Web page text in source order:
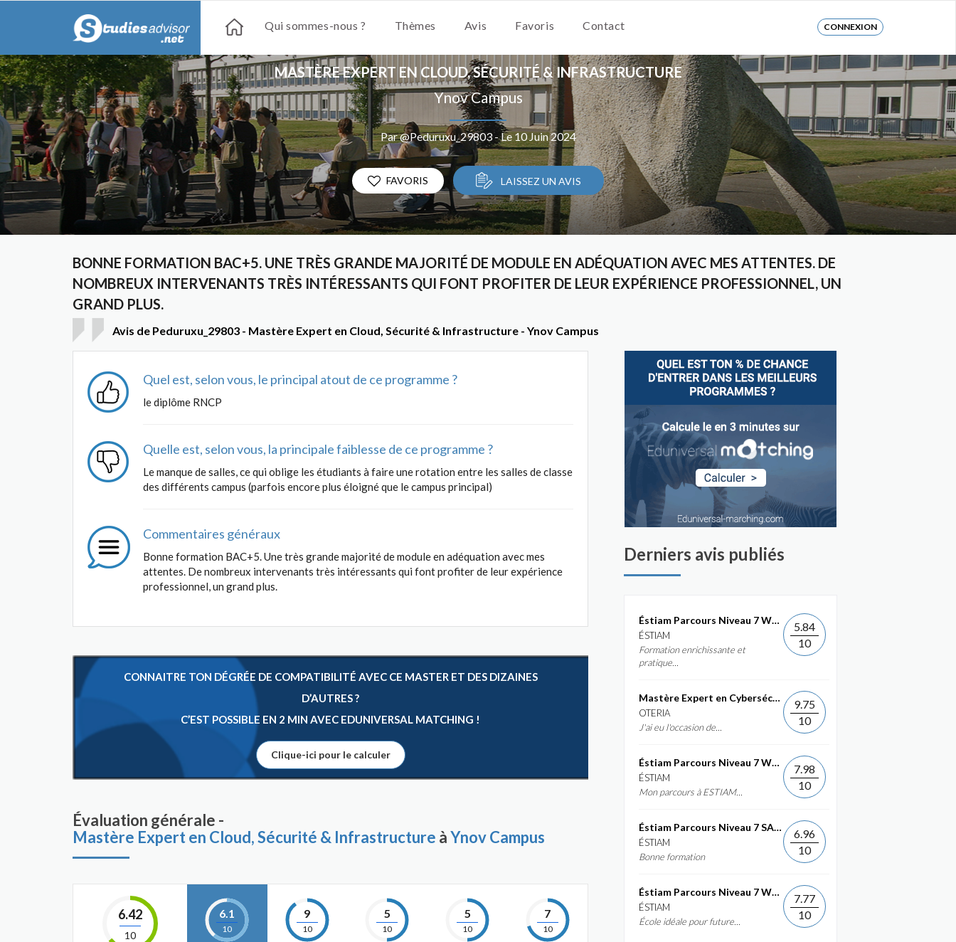
Qui sommes-nous ? Thèmes Avis Favoris Contact CONNEXION
MASTÈRE EXPERT EN CLOUD, SÉCURITÉ & INFRASTRUCTURE
Ynov Campus
Par @Peduruxu_29803 - Le 10 Juin 2024
FAVORIS LAISSEZ UN AVIS
BONNE FORMATION BAC+5. UNE TRÈS GRANDE MAJORITÉ DE MODULE EN ADÉQUATION AVEC MES ATTENTES. DE
NOMBREUX INTERVENANTS TRÈS INTÉRESSANTS QUI FONT PROFITER DE LEUR EXPÉRIENCE PROFESSIONNEL, UN
GRAND PLUS.
Avis de Peduruxu_29803 - Mastère Expert en Cloud, Sécurité & Infrastructure - Ynov Campus
Quel est, selon vous, le principal atout de ce programme ?
le diplôme RNCP
Quelle est, selon vous, la principale faiblesse de ce programme ?
Le manque de salles, ce qui oblige les étudiants à faire une rotation entre les salles de classe
des différents campus (parfois encore plus éloigné que le campus principal)
Commentaires généraux
Bonne formation BAC+5. Une très grande majorité de module en adéquation avec mes
attentes. De nombreux intervenants très intéressants qui font profiter de leur expérience
professionnel, un grand plus.
CONNAITRE TON DÉGRÉE DE COMPATIBILITÉ AVEC CE MASTER ET DES DIZAINES
D’AUTRES ?
C’EST POSSIBLE EN 2 MIN AVEC EDUNIVERSAL MATCHING !
Clique-ici pour le calculer
Évaluation générale -
Mastère Expert en Cloud, Sécurité & Infrastructure àYnov Campus
6.42
10
6.1
10
9
10
5
10
5
10
7
10
Derniers avis publiés
Éstiam Parcours Niveau 7 Web &...
ÉSTIAM
Formation enrichissante et
pratique...
5.84
10
Mastère Expert en Cybersécurité
OTERIA
J'ai eu l'occasion de...
9.75
10
Éstiam Parcours Niveau 7 Web &...
ÉSTIAM
Mon parcours à ESTIAM...
7.98
10
Éstiam Parcours Niveau 7 SAP ERP...
ÉSTIAM
Bonne formation
6.96
10
Éstiam Parcours Niveau 7 Web &...
ÉSTIAM
École idéale pour future...
7.77
10